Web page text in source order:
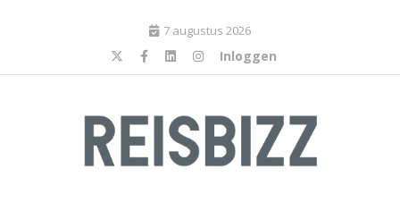
7 augustus 2026
Inloggen